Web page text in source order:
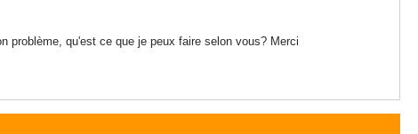
problème, qu'est ce que je peux faire selon vous? Merci